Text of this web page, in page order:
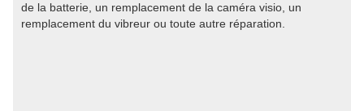
de la batterie, un remplacement de la caméra visio, un
remplacement du vibreur ou toute autre réparation.